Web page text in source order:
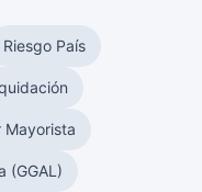
Riesgo País
Mayorista
(GGAL)